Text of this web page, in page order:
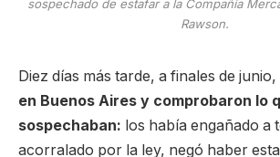
sospechado de estafar a la Compañía
Rawson.
Diez días más tarde, a finales de junio,
en Buenos Aires y comprobaron lo
sospechaban: los había engañado a
acorralado por la ley, negó haber